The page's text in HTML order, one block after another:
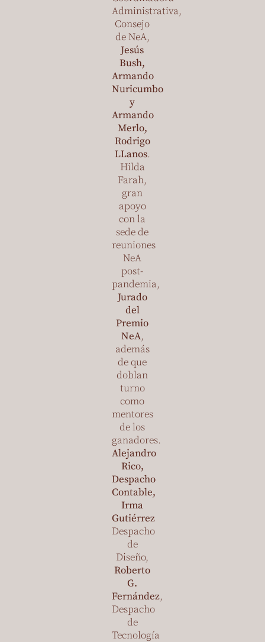
Administrativa,
Consejo
de NeA,
Jesús
Bush,
Armando
Nuricumbo
y
Armando
Merlo,
Rodrigo
LLanos.
Hilda
Farah,
gran
apoyo
con la
sede de
reuniones
NeA
post-
pandemia,
Jurado
del
Premio
NeA,
además
de que
doblan
turno
como
mentores
de los
ganadores.
Alejandro
Rico,
Despacho
Contable,
Irma
Gutiérrez
Despacho
de
Diseño,
Roberto
G.
Fernández,
Despacho
de
Tecnología